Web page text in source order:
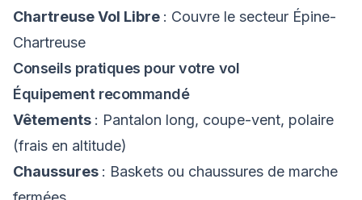
Chartreuse Vol Libre : Couvre le secteur Épine-
Chartreuse
Conseils pratiques pour votre vol
Équipement recommandé
Vêtements : Pantalon long, coupe-vent, polaire
(frais en altitude)
Chaussures : Baskets ou chaussures de marche